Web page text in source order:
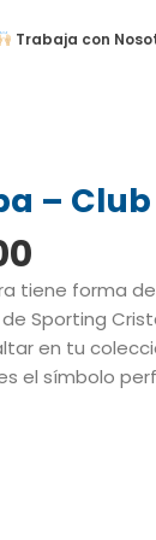
Trabaja con
–
precio
actual
es:
S/
tiene forma
Sporting
en tu
el símbolo